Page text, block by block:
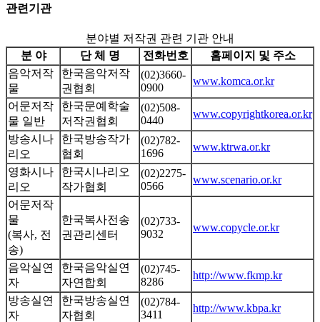
관련기관
분야별 저작권 관련 기관 안내
분 야
단 체 명 전화번호
홈페이지 및 주소
음악저작
물
한국음악저작
권협회
(02)3660-
0900
www.komca.or.kr
어문저작
물 일반
한국문예학술
저작권협회
(02)508-
0440
www.copyrightkorea.or.kr
방송시나
리오
한국방송작가
협회
(02)782-
1696
www.ktrwa.or.kr
영화시나
리오
한국시나리오
작가협회
(02)2275-
0566
www.scenario.or.kr
어문저작
물
(복사, 전
송)
한국복사전송
권관리센터
(02)733-
9032
www.copycle.or.kr
음악실연
자
한국음악실연
자연합회
(02)745-
8286
http://www.fkmp.kr
방송실연
자
한국방송실연
자협회
(02)784-
3411
http://www.kbpa.kr